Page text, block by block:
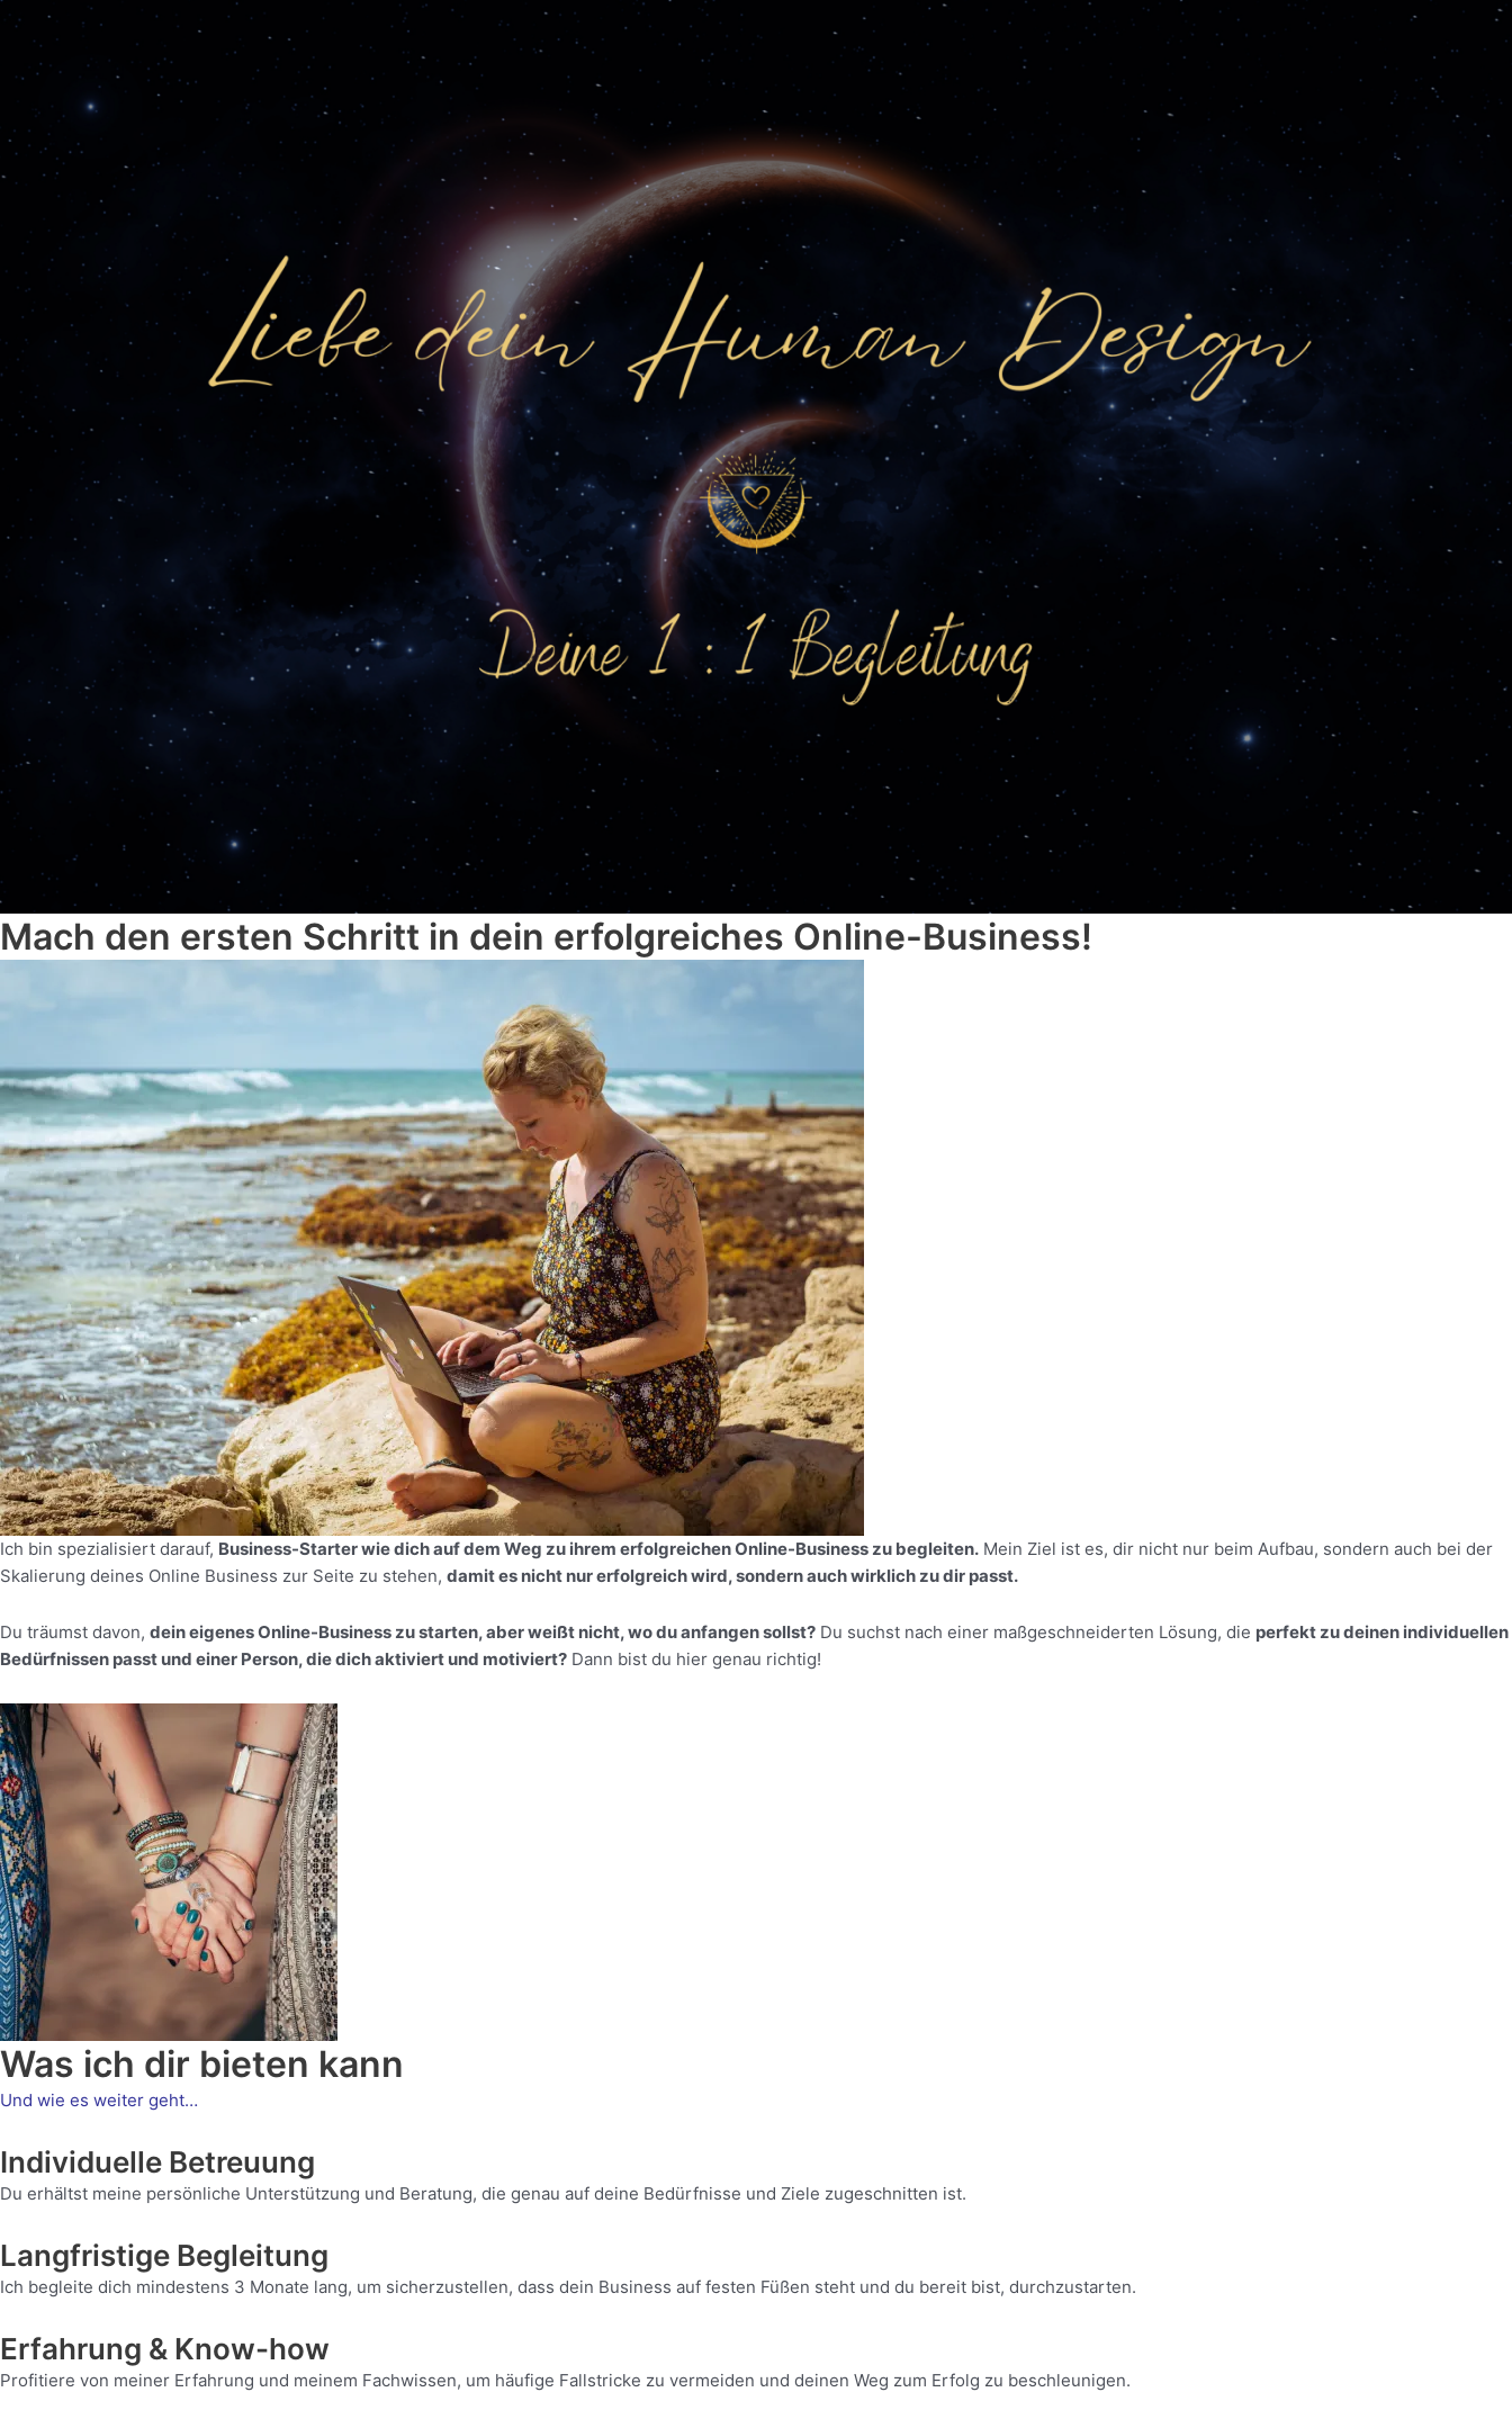
Mach den ersten Schritt in dein erfolgreiches Online-Business!
Ich bin spezialisiert darauf, Business-Starter wie dich auf dem Weg zu ihrem erfolgreichen Online-Business zu begleiten. Mein Ziel ist es, dir nicht nur beim Aufbau, sondern auch bei der
Skalierung deines Online Business zur Seite zu stehen, damit es nicht nur erfolgreich wird, sondern auch wirklich zu dir passt.
Du träumst davon, dein eigenes Online-Business zu starten, aber weißt nicht, wo du anfangen sollst? Du suchst nach einer maßgeschneiderten Lösung, die perfekt zu deinen individuellen
Bedürfnissen passt und einer Person, die dich aktiviert und motiviert? Dann bist du hier genau richtig!
Was ich dir bieten kann
Und wie es weiter geht…
Individuelle Betreuung
Du erhältst meine persönliche Unterstützung und Beratung, die genau auf deine Bedürfnisse und Ziele zugeschnitten ist.
Langfristige Begleitung
Ich begleite dich mindestens 3 Monate lang, um sicherzustellen, dass dein Business auf festen Füßen steht und du bereit bist, durchzustarten.
Erfahrung & Know-how
Profitiere von meiner Erfahrung und meinem Fachwissen, um häufige Fallstricke zu vermeiden und deinen Weg zum Erfolg zu beschleunigen.